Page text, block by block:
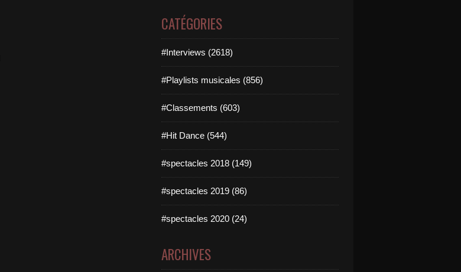
CATÉGORIES
#Interviews (2618)
#Playlists musicales (856)
#Classements (603)
#Hit Dance (544)
#spectacles 2018 (149)
#spectacles 2019 (86)
#spectacles 2020 (24)
ARCHIVES